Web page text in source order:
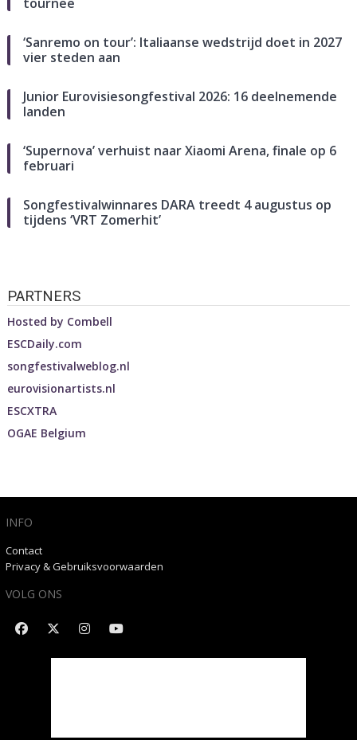
‘Sanremo on tour’: Italiaanse wedstrijd doet in 2027
vier steden aan
Junior Eurovisiesongfestival 2026: 16 deelnemende
landen
‘Supernova’ verhuist naar Xiaomi Arena, finale op 6
februari
Songfestivalwinnares DARA treedt 4 augustus op
tijdens ‘VRT Zomerhit’
PARTNERS
Hosted by Combell
ESCDaily.com
songfestivalweblog.nl
eurovisionartists.nl
ESCXTRA
OGAE Belgium
INFO
Contact
Privacy & Gebruiksvoorwaarden
VOLG ONS